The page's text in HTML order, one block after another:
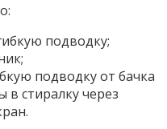
подводку;
подводку от бачка
в стиралку через